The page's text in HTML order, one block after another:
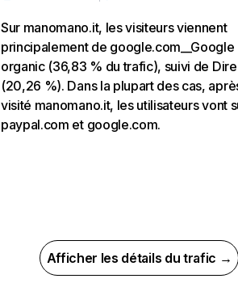
Sur manomano.it, les visiteurs viennent
principalement de google.com__Google
organic (36,83 % du trafic), suivi de
(20,26 %). Dans la plupart des cas,
visité manomano.it, les utilisateurs vont
paypal.com et google.com.
Afficher les détails du trafic →